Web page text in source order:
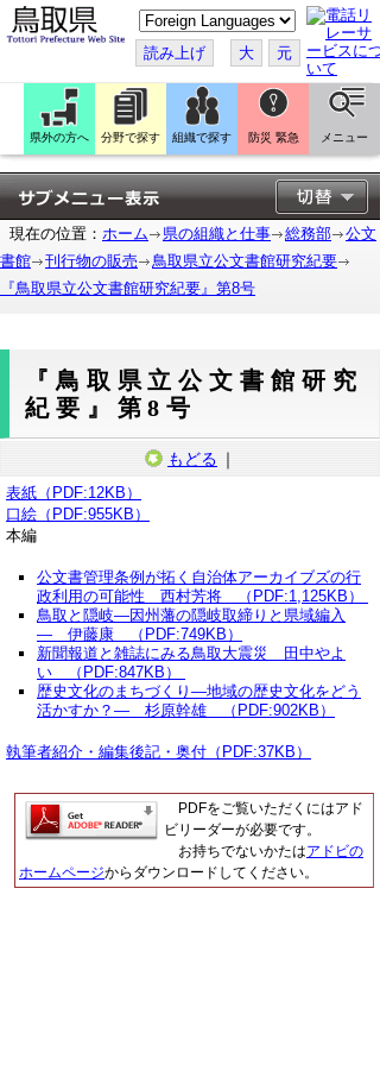
こ
の
ペ
ー
ジ
翻
訳
す
る
読み上げ 大 元
県外の方へ 分野で探す 組織で探す 防災 緊急 メニュー
現在の位置： ホーム 県の組織と仕事 総務部
公文
書館
刊行物の販売
鳥取県立公文書館研究紀要
『鳥取県立公文書館研究紀要』第8号
『鳥取県立公文書館研究
紀要』第8号
もどる ｜
表紙（PDF:12KB）
口絵（PDF:955KB）
本編
公文書管理条例が拓く自治体アーカイブズの行
政利用の可能性 西村芳将 （PDF:1,125KB）
鳥取と隠岐―因州藩の隠岐取締りと県域編入
― 伊藤康 （PDF:749KB）
新聞報道と雑誌にみる鳥取大震災 田中やよ
い （PDF:847KB）
歴史文化のまちづくり―地域の歴史文化をどう
活かすか？― 杉原幹雄 （PDF:902KB）
執筆者紹介・編集後記・奥付（PDF:37KB）
PDFをご覧いただくにはアド
ビリーダーが必要です。
お持ちでないかたはアドビの
ホームページからダウンロードしてください。